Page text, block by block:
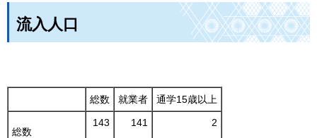
流入人口
総数 就業者 通学15歳以上
総数
143 141 2